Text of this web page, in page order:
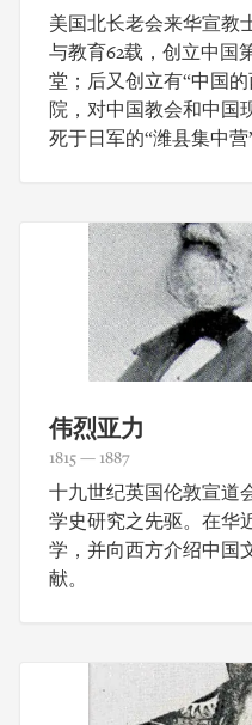
美国北长老会来华宣教
与教育62载，创立中
堂；后又创立有“中国
院，对中国教会和中国
死于日军的“潍县集中营”
伟烈亚力
1815 — 1887
十九世纪英国伦敦宣道
学史研究之先驱。在华
学，并向西方介绍中国
献。